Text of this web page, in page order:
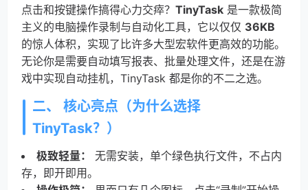
点击和按键操作搞得心力交瘁？ TinyTask 是一款极简
主义的电脑操作录制与自动化工具，它以仅仅 36KB
的惊人体积，实现了比许多大型宏软件更高效的功能。
无论你是需要自动填写报表、批量处理文件，还是在游
戏中实现自动挂机，TinyTask 都是你的不二之选。
二、 核心亮点（为什么选择
TinyTask？）
极致轻量：
无需安装，单个绿色执行文件，不占内
存，即开即用。